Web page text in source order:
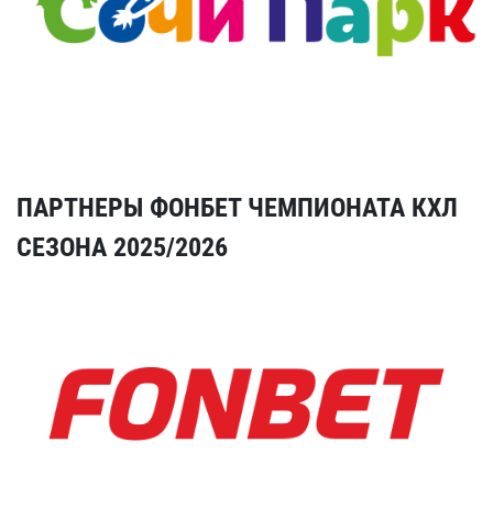
ПАРТНЕРЫ ФОНБЕТ ЧЕМПИОНАТА КХЛ
СЕЗОНА 2025/2026